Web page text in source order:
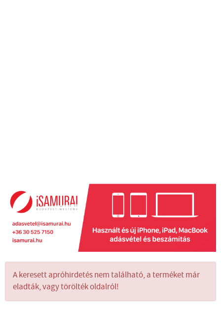
A keresett apróhirdetés nem található, a terméket már
eladták, vagy törölték oldalról!